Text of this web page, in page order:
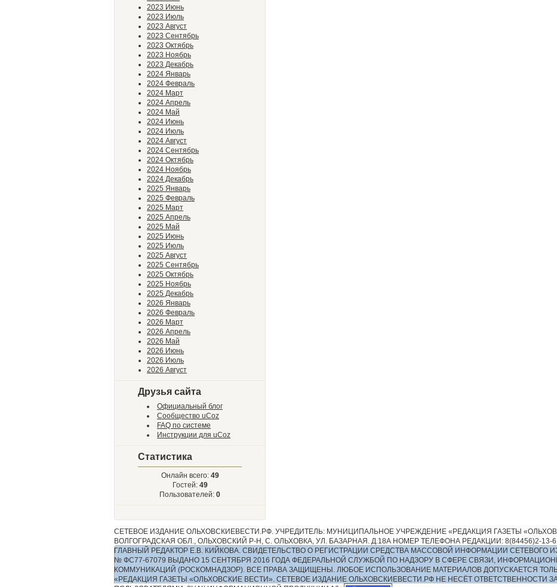
2023 Июнь
2023 Июль
2023 Август
2023 Сентябрь
2023 Октябрь
2023 Ноябрь
2023 Декабрь
2024 Январь
2024 Февраль
2024 Март
2024 Апрель
2024 Май
2024 Июнь
2024 Июль
2024 Август
2024 Сентябрь
2024 Октябрь
2024 Ноябрь
2024 Декабрь
2025 Январь
2025 Февраль
2025 Март
2025 Апрель
2025 Май
2025 Июнь
2025 Июль
2025 Август
2025 Сентябрь
2025 Октябрь
2025 Ноябрь
2025 Декабрь
2026 Январь
2026 Февраль
2026 Март
2026 Апрель
2026 Май
2026 Июнь
2026 Июль
2026 Август
Друзья сайта
Официальный блог
Сообщество uCoz
FAQ по системе
Инструкции для uCoz
Статистика
Онлайн всего: 49
Гостей: 49
Пользователей: 0
СЕТЕВОЕ ИЗДАНИЕ ОЛЬХОВСКИЕВЕСТИ.РФ. УЧРЕДИТЕЛЬ: МУНИЦИПАЛЬНОЕ УЧРЕЖДЕНИЕ «РЕДАКЦИЯ ГАЗЕТЫ
ВОЛГОГРАДСКАЯ ОБЛ., ОЛЬХОВСКИЙ Р-Н, С. ОЛЬХОВКА, УЛ. БАЗАРНАЯ. Д.18А НОМЕР ТЕЛЕФОНА РЕДАКЦИИ: 8(84456)2-13-61,
ГЛАВНЫЙ РЕДАКТОР Е.В. КИЙКОВА. СВИДЕТЕЛЬСТВО О РЕГИСТРАЦИИ СРЕДСТВА МАССОВОЙ ИНФОРМАЦИИ СЕТЕВОГО
№ ФС77-67079 ВЫДАНО 15 СЕНТЯБРЯ 2016 ГОДА ФЕДЕРАЛЬНОЙ СЛУЖБОЙ ПО НАДЗОРУ В СФЕРЕ СВЯЗИ,
КОММУНИКАЦИЙ (РОСКОМНАДЗОР). ВСЕ ПРАВА ЗАЩИЩЕНЫ. ЛЮБОЕ ИСПОЛЬЗОВАНИЕ МАТЕРИАЛОВ ДОПУСКАЕТСЯ
«РЕДАКЦИЯ ГАЗЕТЫ «ОЛЬХОВСКИЕ ВЕСТИ». СЕТЕВОЕ ИЗДАНИЕ ОЛЬХОВСКИЕВЕСТИ.РФ НЕ НЕСЁТ ОТВЕТСТВЕННОСТИ